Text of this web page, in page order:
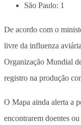
São Paulo: 1
De acordo com o
livre da influenza
Organização Mundial
registro na produção
O Mapa ainda alerta a
encontrarem doentes